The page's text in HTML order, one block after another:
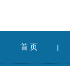
首 页 |